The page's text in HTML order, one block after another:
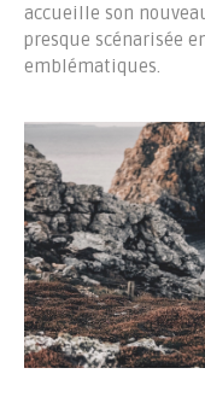
accueille son
presque scénarisée
emblématiques.